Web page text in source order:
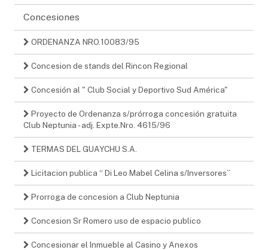
Concesiones
ORDENANZA NRO.10083/95
Concesion de stands del Rincon Regional
Concesión al " Club Social y Deportivo Sud América"
Proyecto de Ordenanza s/prórroga concesión gratuita
Club Neptunia - adj. Expte.Nro. 4615/96
TERMAS DEL GUAYCHU S.A.
Licitacion publica “ Di Leo Mabel Celina s/Inversores”
Prorroga de concesion a Club Neptunia
Concesion Sr Romero uso de espacio publico
Concesionar el Inmueble al Casino y Anexos